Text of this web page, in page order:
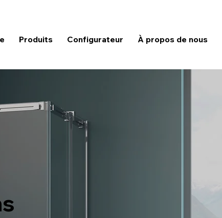
Produits Configurateur À propos de nous